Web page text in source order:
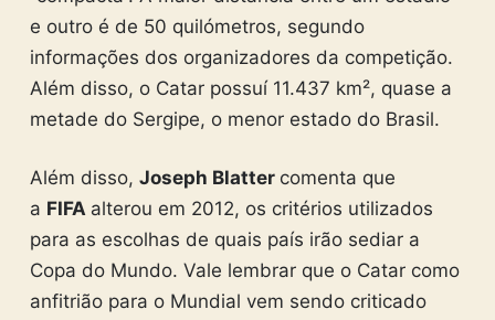
e outro é de 50 quilómetros, segundo
informações dos organizadores da competição.
Além disso, o Catar possuí 11.437 km², quase a
metade do Sergipe, o menor estado do Brasil.
Além disso, Joseph Blatter comenta que
a FIFA alterou em 2012, os critérios utilizados
para as escolhas de quais país irão sediar a
Copa do Mundo. Vale lembrar que o Catar como
anfitrião para o Mundial vem sendo criticado